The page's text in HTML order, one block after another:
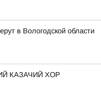
в Вологодской области
КАЗАЧИЙ ХОР